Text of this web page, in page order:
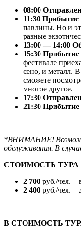
08:00
11:30
павлины. Но и
разные
13:00 — 14:00
15:30 Прибытие
фестивале
сено, и металл.
сможете
многое другое.
17:30
21:30 Прибытие
*ВНИМАНИЕ! Возможна
обслуживания. В
СТОИМОСТЬ ТУРА
2 700 руб./чел. –
2 400 руб./чел. –
В СТОИМОСТЬ